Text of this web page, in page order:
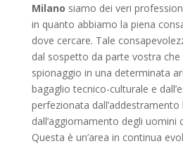
Milano siamo dei veri
in quanto abbiamo la piena
dove cercare. Tale
dal sospetto da parte vostra che
spionaggio in una determinata
bagaglio tecnico-culturale e
perfezionata dall’addestramento
dall’aggiornamento degli uomini
Questa è un’area in continua